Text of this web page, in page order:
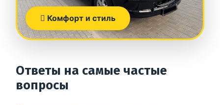
Комфорт и стиль
Ответы на самые частые
вопросы